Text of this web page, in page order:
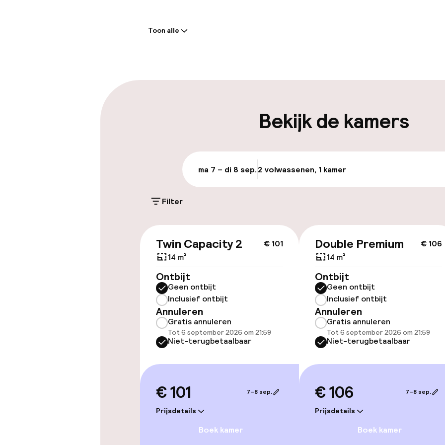
Parkeergelegenheid op eigen
Gratis parkeren
Openbaar parkeren
Fietsverhuur
Toegankelijkheid
Overal rolstoeltoegankelijk
Lift
Voor
Kamers
geoptimaliseerde kamers
Zwemmen & wellness
Toon alle
Bekijk de kamers
ma 7 – di 8 sep.2 volwassenen, 1 kamer
Filter
€ 101
Twin Capacity 2
14 m²
Ontbijt
Geen ontbijt
Inclusief ontbijt
Annuleren
Gratis annuleren
Tot 6 september 2026 om 21:59
Niet-terugbetaalbaar
€ 101
Prijsdetails
7–8 sep.
Boek kamer
€ 106
Double Premium
14 m²
Ontbijt
Geen ontbijt
Inclusief ontbijt
Annuleren
Gratis annuleren
Tot 6 september 2026 om 21:59
Niet-terugbetaalbaar
€ 106
Prijsdetails
7–8 sep.
Boek kamer